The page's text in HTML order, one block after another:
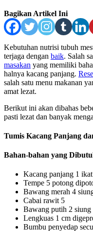
Bagikan Artikel Ini
Kebutuhan nutrisi tubuh
terjaga dengan baik. Salah
masakan yang memiliki
halnya kacang panjang.
salah satu menu makanan
amat lezat.
Berikut ini akan dibahas
pasti lezat dan banyak
Tumis Kacang Panjang
Bahan-bahan yang
Kacang panjang 1
Tempe 5 potong
Bawang merah 4
Cabai rawit 5
Bawang putih 2 siung
Lengkuas 1 cm
Bumbu penyedap